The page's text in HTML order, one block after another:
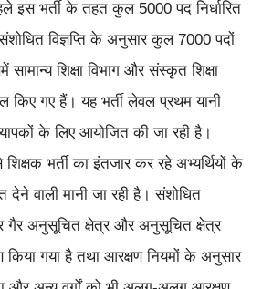
इस भर्ती के तहत कुल 5000 पद निर्धारित
विज्ञप्ति के अनुसार कुल 7000 पदों
सामान्य शिक्षा विभाग और संस्कृत शिक्षा
किए गए हैं। यह भर्ती लेवल प्रथम यानी
के लिए आयोजित की जा रही है।
भर्ती का इंतजार कर रहे अभ्यर्थियों के
देने वाली मानी जा रही है। संशोधित
अनुसूचित क्षेत्र और अनुसूचित क्षेत्र
किया गया है तथा आरक्षण नियमों के अनुसार